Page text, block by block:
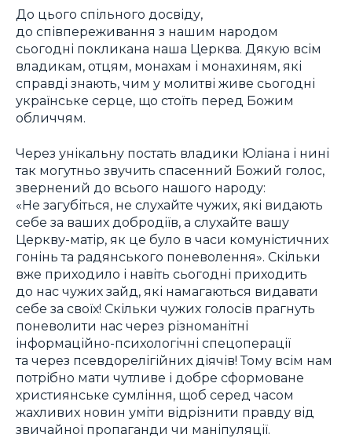
До цього спільного досвіду,
до співпереживання з нашим народом
сьогодні покликана наша Церква. Дякую всім
владикам, отцям, монахам і монахиням, які
справді знають, чим у молитві живе сьогодні
українське серце, що стоїть перед Божим
обличчям.
Через унікальну постать владики Юліана і нині
так могутньо звучить спасенний Божий голос,
звернений до всього нашого народу:
«Не загубіться, не слухайте чужих, які видають
себе за ваших добродіїв, а слухайте вашу
Церкву-матір, як це було в часи комуністичних
гонінь та радянського поневолення». Скільки
вже приходило і навіть сьогодні приходить
до нас чужих зайд, які намагаються видавати
себе за своїх! Скільки чужих голосів прагнуть
поневолити нас через різноманітні
інформаційно-психологічні спецоперації
та через псевдорелігійних діячів! Тому всім нам
потрібно мати чутливе і добре сформоване
християнське сумління, щоб серед часом
жахливих новин уміти відрізнити правду від
звичайної пропаганди чи маніпуляції.